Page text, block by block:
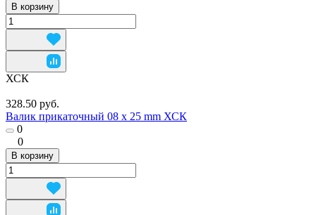
В корзину
ХСК
328.50 руб.
Валик прикаточный 08 х 25 mm ХСК
0
0
В корзину